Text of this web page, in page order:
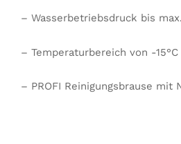
– Wasserbetriebsdruck bis
– Temperaturbereich von -15°C
– PROFI Reinigungsbrause mit